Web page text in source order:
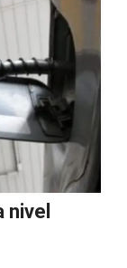
nivel